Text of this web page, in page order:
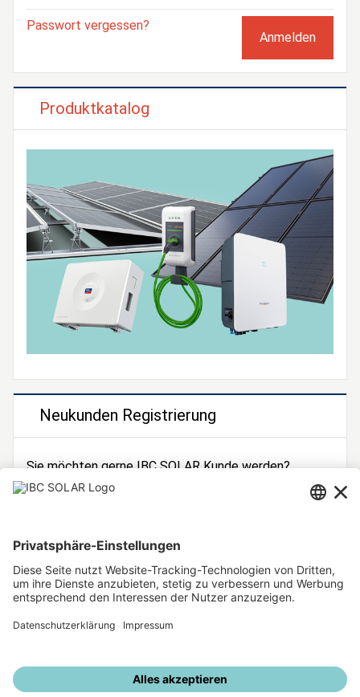
Passwort vergessen?
Produktkatalog
Neukunden Registrierung
Sie möchten gerne IBC SOLAR Kunde werden?
Dann registrieren Sie sich jetzt!
Unsere weiteren Angebote
IBC SOLAR Webseite